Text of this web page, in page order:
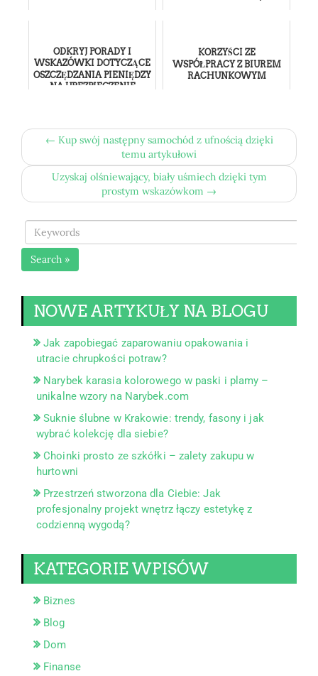
ODKRYJ PORADY I
WSKAZÓWKI DOTYCZĄCE
OSZCZĘDZANIA PIENIĘDZY
NA UBEZPIECZENIE
KORZYŚCI ZE
WSPÓŁPRACY Z BIUREM
RACHUNKOWYM
← Kup swój następny samochód z ufnością dzięki
temu artykułowi
Uzyskaj olśniewający, biały uśmiech dzięki tym
prostym wskazówkom →
Search »
NOWE ARTYKUŁY NA BLOGU
Jak zapobiegać zaparowaniu opakowania i
utracie chrupkości potraw?
Narybek karasia kolorowego w paski i plamy –
unikalne wzory na Narybek.com
Suknie ślubne w Krakowie: trendy, fasony i jak
wybrać kolekcję dla siebie?
Choinki prosto ze szkółki – zalety zakupu w
hurtowni
Przestrzeń stworzona dla Ciebie: Jak
profesjonalny projekt wnętrz łączy estetykę z
codzienną wygodą?
KATEGORIE WPISÓW
Biznes
Blog
Dom
Finanse